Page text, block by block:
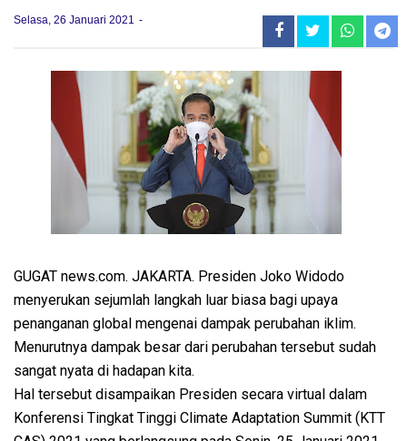
Selasa, 26 Januari 2021
GUGAT news.com. JAKARTA. Presiden Joko Widodo
menyerukan sejumlah langkah luar biasa bagi upaya
penanganan global mengenai dampak perubahan iklim.
Menurutnya dampak besar dari perubahan tersebut sudah
sangat nyata di hadapan kita.
Hal tersebut disampaikan Presiden secara virtual dalam
Konferensi Tingkat Tinggi Climate Adaptation Summit (KTT